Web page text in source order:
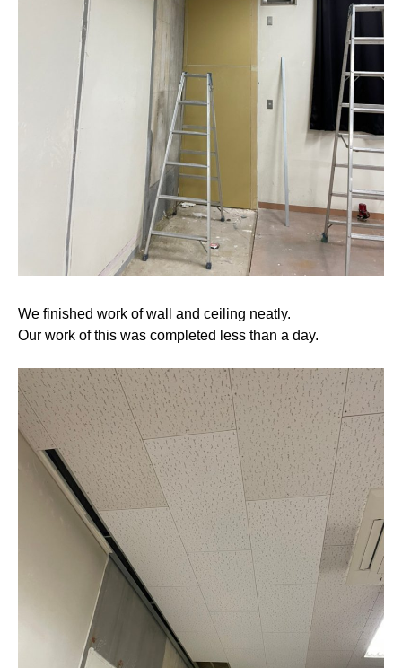
We finished work of wall and ceiling neatly.
Our work of this was completed less than a day.